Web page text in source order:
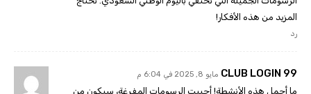
المزيد من هذه الأفكار!
رد
99 CLUB LOGIN مايو 8, 2025 في 6:04 م
ما أجمل هذه الأنشطة! أحببت الرسومات المفرغة، سيكون من